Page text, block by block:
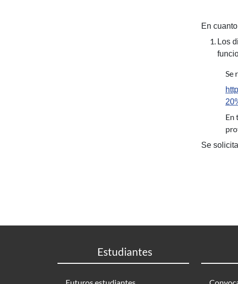
En
Los
Se
En
Se
Estudiantes